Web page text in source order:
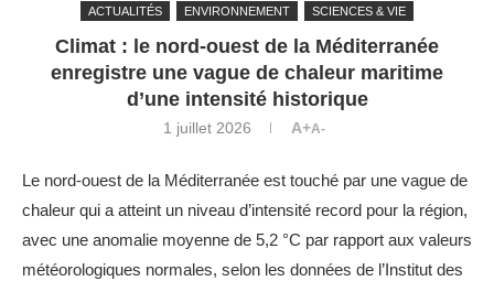
ACTUALITÉS ENVIRONNEMENT SCIENCES & VIE
Climat : le nord-ouest de la Méditerranée
enregistre une vague de chaleur maritime
d’une intensité historique
1 juillet 2026 A+A-
Le nord-ouest de la Méditerranée est touché par une vague de
chaleur qui a atteint un niveau d’intensité record pour la région,
avec une anomalie moyenne de 5,2 °C par rapport aux valeurs
météorologiques normales, selon les données de l’Institut des